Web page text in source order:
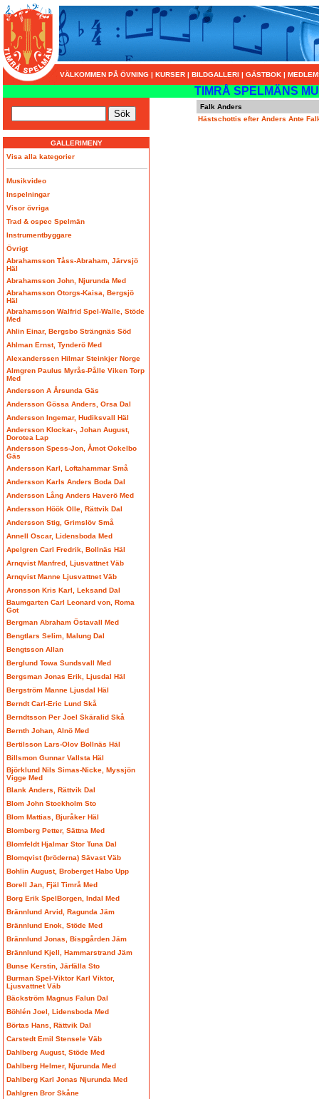
VÄLKOMMEN PÅ ÖVNING | KURSER | BILDGALLERI | GÄSTBOK |
TIMRÅ SPELMÄNS
GALLERIMENY
Visa alla kategorier
Musikvideo
Inspelningar
Visor övriga
Trad & ospec Spelmän
Instrumentbyggare
Övrigt
Abrahamsson Tåss-Abraham, Järvsjö
Häl
Abrahamsson John, Njurunda Med
Abrahamsson Otorgs-Kaisa, Bergsjö
Häl
Abrahamsson Walfrid Spel-Walle, Stöde
Med
Ahlin Einar, Bergsbo Strängnäs Söd
Ahlman Ernst, Tynderö Med
Alexanderssen Hilmar Steinkjer Norge
Almgren Paulus Myrås-Pålle Viken Torp
Med
Andersson A Årsunda Gäs
Andersson Gössa Anders, Orsa Dal
Andersson Ingemar, Hudiksvall Häl
Andersson Klockar-, Johan August,
Dorotea Lap
Andersson Spess-Jon, Åmot Ockelbo
Gäs
Andersson Karl, Loftahammar Små
Andersson Karls Anders Boda Dal
Andersson Lång Anders Haverö Med
Andersson Höök Olle, Rättvik Dal
Andersson Stig, Grimslöv Små
Annell Oscar, Lidensboda Med
Apelgren Carl Fredrik, Bollnäs Häl
Arnqvist Manfred, Ljusvattnet Väb
Arnqvist Manne Ljusvattnet Väb
Aronsson Kris Karl, Leksand Dal
Baumgarten Carl Leonard von, Roma
Got
Bergman Abraham Östavall Med
Bengtlars Selim, Malung Dal
Bengtsson Allan
Berglund Towa Sundsvall Med
Bergsman Jonas Erik, Ljusdal Häl
Bergström Manne Ljusdal Häl
Berndt Carl-Eric Lund Skå
Berndtsson Per Joel Skäralid Skå
Bernth Johan, Alnö Med
Bertilsson Lars-Olov Bollnäs Häl
Billsmon Gunnar Vallsta Häl
Björklund Nils Simas-Nicke, Myssjön
Vigge Med
Blank Anders, Rättvik Dal
Blom John Stockholm Sto
Blom Mattias, Bjuråker Häl
Blomberg Petter, Sättna Med
Blomfeldt Hjalmar Stor Tuna Dal
Blomqvist (bröderna) Sävast Väb
Bohlin August, Broberget Habo Upp
Borell Jan, Fjäl Timrå Med
Borg Erik SpelBorgen, Indal Med
Brännlund Arvid, Ragunda Jäm
Brännlund Enok, Stöde Med
Brännlund Jonas, Bispgården Jäm
Brännlund Kjell, Hammarstrand Jäm
Bunse Kerstin, Järfälla Sto
Burman Spel-Viktor Karl Viktor,
Ljusvattnet Väb
Bäckström Magnus Falun Dal
Böhlén Joel, Lidensboda Med
Börtas Hans, Rättvik Dal
Carstedt Emil Stensele Väb
Dahlberg August, Stöde Med
Dahlberg Helmer, Njurunda Med
Dahlberg Karl Jonas Njurunda Med
Dahlgren Bror Skåne
Falk Anders
Hästschottis efter Anders Ante